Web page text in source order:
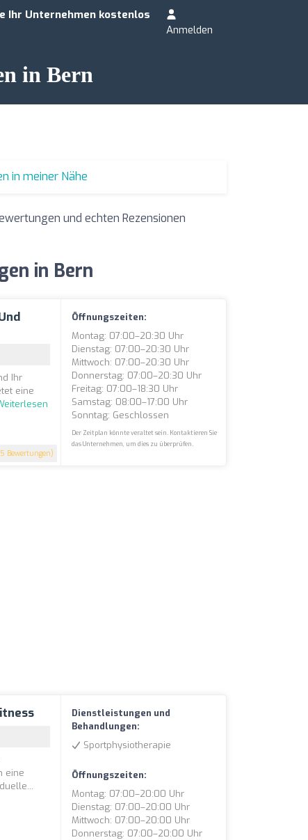
Ihr Unternehmen kostenlos
Anmelden
in Bern
in meiner Nähe
und echten Rezensionen
in Bern
Bewertungen)
Ihr
eine
Öffnungszeiten:
Montag: 07:00–20:30 Uhr
Dienstag: 07:00–20:30 Uhr
Mittwoch: 07:00–20:30 Uhr
Donnerstag: 07:00–20:30 Uhr
Freitag: 07:00–18:30 Uhr
Samstag: 08:00–17:00 Uhr
Sonntag: Geschlossen
Der Zeitplan könnte veraltet sein. Kontaktieren Sie
das Unternehmen, um dies zu überprüfen.
eine
Dienstleistungen und
Behandlungen:
Sportphysiotherapie
Öffnungszeiten:
Montag: 07:00–20:00 Uhr
Dienstag: 07:00–20:00 Uhr
Mittwoch: 07:00–20:00 Uhr
Donnerstag: 07:00–20:00 Uhr